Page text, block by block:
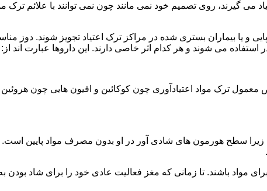
می گیرند، روی تصمیم خود نمی مانند چون نمی توانند با علائم ترک
و یا بیماران بستری شده در مراکز ترک اعتیاد تجویز شوند. دوز
می شوند و هر کدام اثر خاصی دارند. این داروها عبارت اند از:
ترک مواد اعتیادآوری چون کوکائین و افیون هایی چون هروئین
سطح هورمون های شادی آور در او بدون مصرف مواد پایین است.
مواد باشند. تا زمانی که مغز فعالیت عادی خود را برای شاد بودن